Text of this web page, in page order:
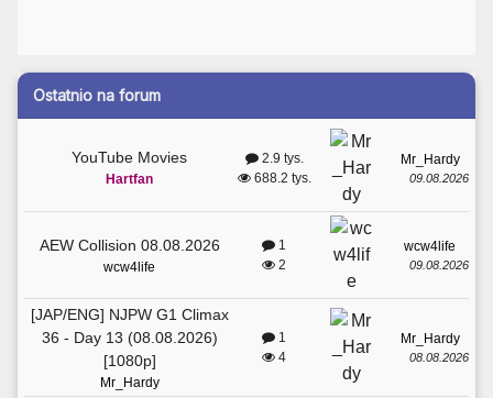
Ostatnio na forum
YouTube Movies
Hartfan
2.9 tys.
688.2 tys.
Mr_Hardy
09.08.2026
AEW Collision 08.08.2026
wcw4life
1
2
wcw4life
09.08.2026
[JAP/ENG] NJPW G1 Climax
36 - Day 13 (08.08.2026)
[1080p]
Mr_Hardy
1
4
Mr_Hardy
08.08.2026